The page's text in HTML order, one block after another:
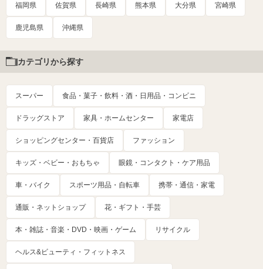
福岡県 佐賀県 長崎県 熊本県 大分県 宮崎県
鹿児島県 沖縄県
カテゴリから探す
スーパー 食品・菓子・飲料・酒・日用品・コンビニ
ドラッグストア 家具・ホームセンター 家電店
ショッピングセンター・百貨店 ファッション
キッズ・ベビー・おもちゃ 眼鏡・コンタクト・ケア用品
車・バイク スポーツ用品・自転車 携帯・通信・家電
通販・ネットショップ 花・ギフト・手芸
本・雑誌・音楽・DVD・映画・ゲーム リサイクル
ヘルス&ビューティ・フィットネス